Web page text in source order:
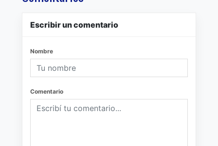
Escribir un comentario
Nombre
Comentario